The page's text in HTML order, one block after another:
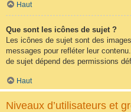
Haut
Que sont les icônes de sujet ?
Les icônes de sujet sont des
messages pour refléter leur
de sujet dépend des permissions
Haut
Niveaux d’utilisateurs et